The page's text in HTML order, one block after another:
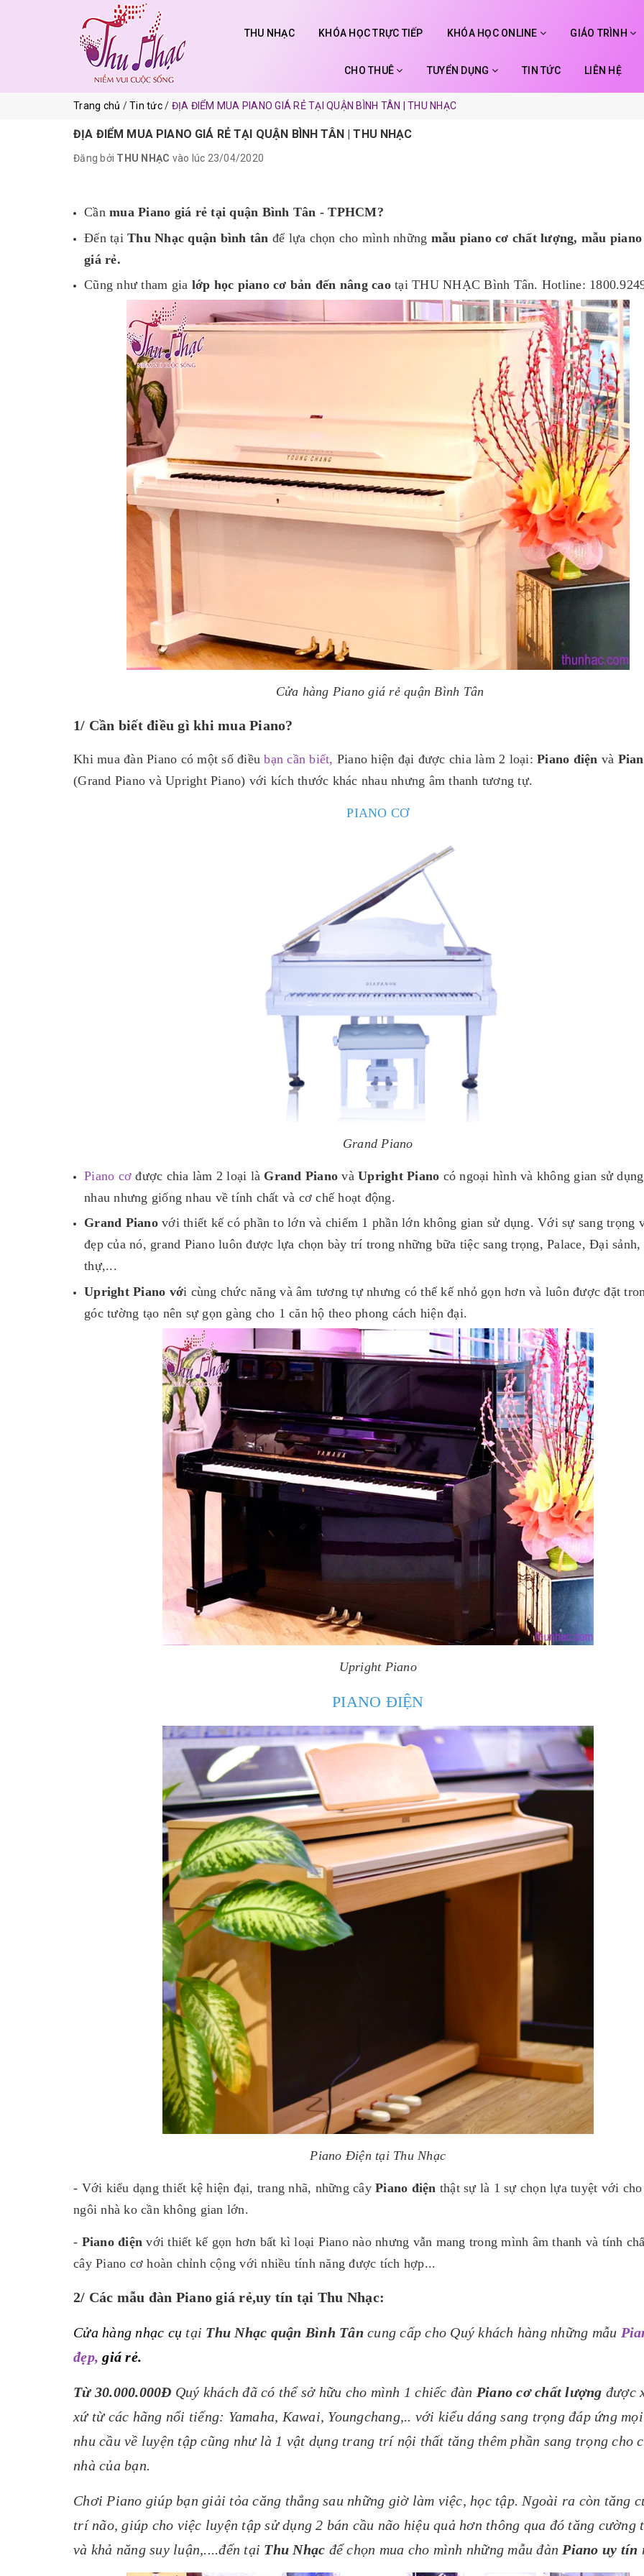
THU NHẠC KHÓA HỌC TRỰC TIẾP KHÓA HỌC ONLINE GIÁO TRÌNH
CHO THUÊ TUYỂN DỤNG TIN TỨC LIÊN HỆ
Trang chủ Tin tức ĐỊA ĐIỂM MUA PIANO GIÁ RẺ TẠI QUẬN BÌNH TÂN | THU NHẠC
ĐỊA ĐIỂM MUA PIANO GIÁ RẺ TẠI QUẬN BÌNH TÂN | THU NHẠC
Đăng bởi THU NHẠC vào lúc 23/04/2020
Cần mua Piano giá rẻ tại quận Bình Tân - TPHCM?
Đến tại Thu Nhạc quận bình tân để lựa chọn cho mình những mẫu piano cơ chất lượng, mẫu
giá rẻ.
Cũng như tham gia lớp học piano cơ bản đến nâng caotại THU NHẠC Bình Tân. Hotline:
Cửa hàng Piano giá rẻ quận Bình Tân
1/ Cần biết điều gì khi mua Piano?
Khi mua đàn Piano có một số điềubạn cần biết, Piano hiện đại được chia làm 2 loại: Piano điện và
(Grand Piano và Upright Piano) với kích thước khác nhau nhưng âm thanh tương tự.
PIANO CƠ
Grand Piano
Piano cơđược chia làm 2 loại là Grand Piano và Upright Piano có ngoại hình và không gian sử
nhau nhưng giống nhau về tính chất và cơ chế hoạt động.
Grand Pianovới thiết kế có phần to lớn và chiếm 1 phần lớn không gian sử dụng. Với sự sang trọng
đẹp của nó, grand Piano luôn được lựa chọn bày trí trong những bữa tiệc sang trọng, Palace, Đại
thự,...
Upright Piano với cùng chức năng và âm tương tự nhưng có thế kế nhỏ gọn hơn và luôn được đặt
góc tường tạo nên sự gọn gàng cho 1 căn hộ theo phong cách hiện đại.
Upright Piano
PIANO ĐIỆN
Piano Điện tại Thu Nhạc
- Với kiểu dạng thiết kệ hiện đại, trang nhã, những cây Piano điện thật sự là 1 sự chọn lựa tuyệt với
ngôi nhà ko cần không gian lớn.
- Piano điện với thiết kế gọn hơn bất kì loại Piano nào nhưng vẫn mang trong mình âm thanh và tính
cây Piano cơ hoàn chỉnh cộng với nhiều tính năng được tích hợp...
2/ Các mẫu đàn Piano giá rẻ,uy tín tại Thu Nhạc:
Cửa hàng nhạc cụ tại Thu Nhạc quận Bình Tân cung cấp cho Quý khách hàng những mẫu
đẹp,giá rẻ.
Từ 30.000.000Đ Quý khách đã có thể sở hữu cho mình 1 chiếc đàn Piano cơ chất lượng được
xứ từ các hãng nổi tiếng: Yamaha, Kawai, Youngchang,.. với kiểu dáng sang trọng đáp ứng mọi
nhu cầu về luyện tập cũng như là 1 vật dụng trang trí nội thất tăng thêm phần sang trọng cho
nhà của bạn.
Chơi Piano giúp bạn giải tỏa căng thẳng sau những giờ làm việc, học tập. Ngoài ra còn tăng
trí não, giúp cho việc luyện tập sử dụng 2 bán cầu não hiệu quả hơn thông qua đó tăng cường
và khả năng suy luận,....đến tại Thu Nhạc để chọn mua cho mình những mẫu đàn Piano uy tín